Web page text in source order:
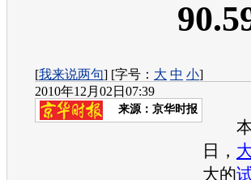
[我来说两句] [字号： 大 中 小]
2010年12月02日07:39
来源： 京华时报
本
日，
大的